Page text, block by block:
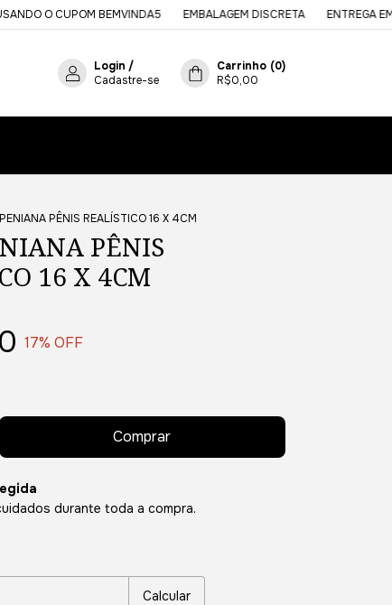
BEMVINDA5 EMBALAGEM DISCRETA ENTREGA EM ATÉ 30
Login /
Cadastre-se
Carrinho (0)
R$0,00
PÊNIS REALÍSTICO 16 X 4CM
PÊNIS
16 X 4CM
17% OFF
durante toda a compra.
Calcular